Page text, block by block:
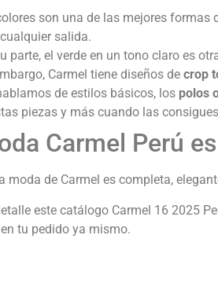
son una de las mejores formas
salida.
parte, el verde en un tono claro es
Carmel tiene diseños de crop
de estilos básicos, los polos
piezas y más cuando las
Carmel Perú
moda de Carmel es completa,
este catálogo Carmel 16 2025
tu pedido ya mismo.